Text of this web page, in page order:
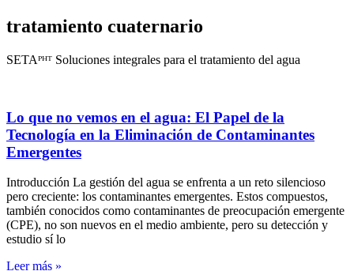
tratamiento cuaternario
SETAᴾᴴᵀ Soluciones integrales para el tratamiento del agua
Lo que no vemos en el agua: El Papel de la
Tecnología en la Eliminación de Contaminantes
Emergentes
Introducción La gestión del agua se enfrenta a un reto silencioso
pero creciente: los contaminantes emergentes. Estos compuestos,
también conocidos como contaminantes de preocupación emergente
(CPE), no son nuevos en el medio ambiente, pero su detección y
estudio sí lo
Leer más »